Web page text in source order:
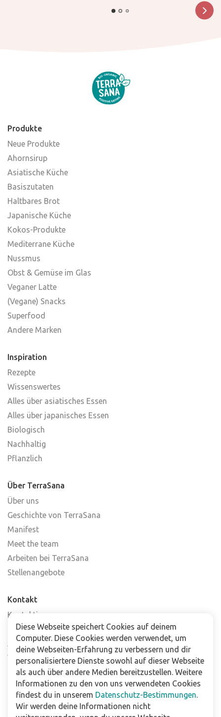
Produkte
Neue Produkte
Ahornsirup
Asiatische Küche
Basiszutaten
Haltbares Brot
Japanische Küche
Kokos-Produkte
Mediterrane Küche
Nussmus
Obst & Gemüse im Glas
Veganer Latte
(Vegane) Snacks
Superfood
Andere Marken
Inspiration
Rezepte
Wissenswertes
Alles über asiatisches Essen
Alles über japanisches Essen
Biologisch
Nachhaltig
Pflanzlich
Über TerraSana
Über uns
Geschichte von TerraSana
Manifest
Meet the team
Arbeiten bei TerraSana
Stellenangebote
Kontakt
Kontaktiere uns
Häufig gestellte Fragen
Abonniere unseren Newsletter
Verkaufsstellen
Für Unternehmen
Downloads
Diese Webseite speichert Cookies auf deinem
Computer. Diese Cookies werden verwendet, um
deine Webseiten-Erfahrung zu verbessern und dir
personalisiertere Dienste sowohl auf dieser Webseite
als auch über andere Medien bereitzustellen. Weitere
Informationen zu den von uns verwendeten Cookies
findest du in unserem Datenschutz-Bestimmungen.
Wir werden deine Informationen nicht